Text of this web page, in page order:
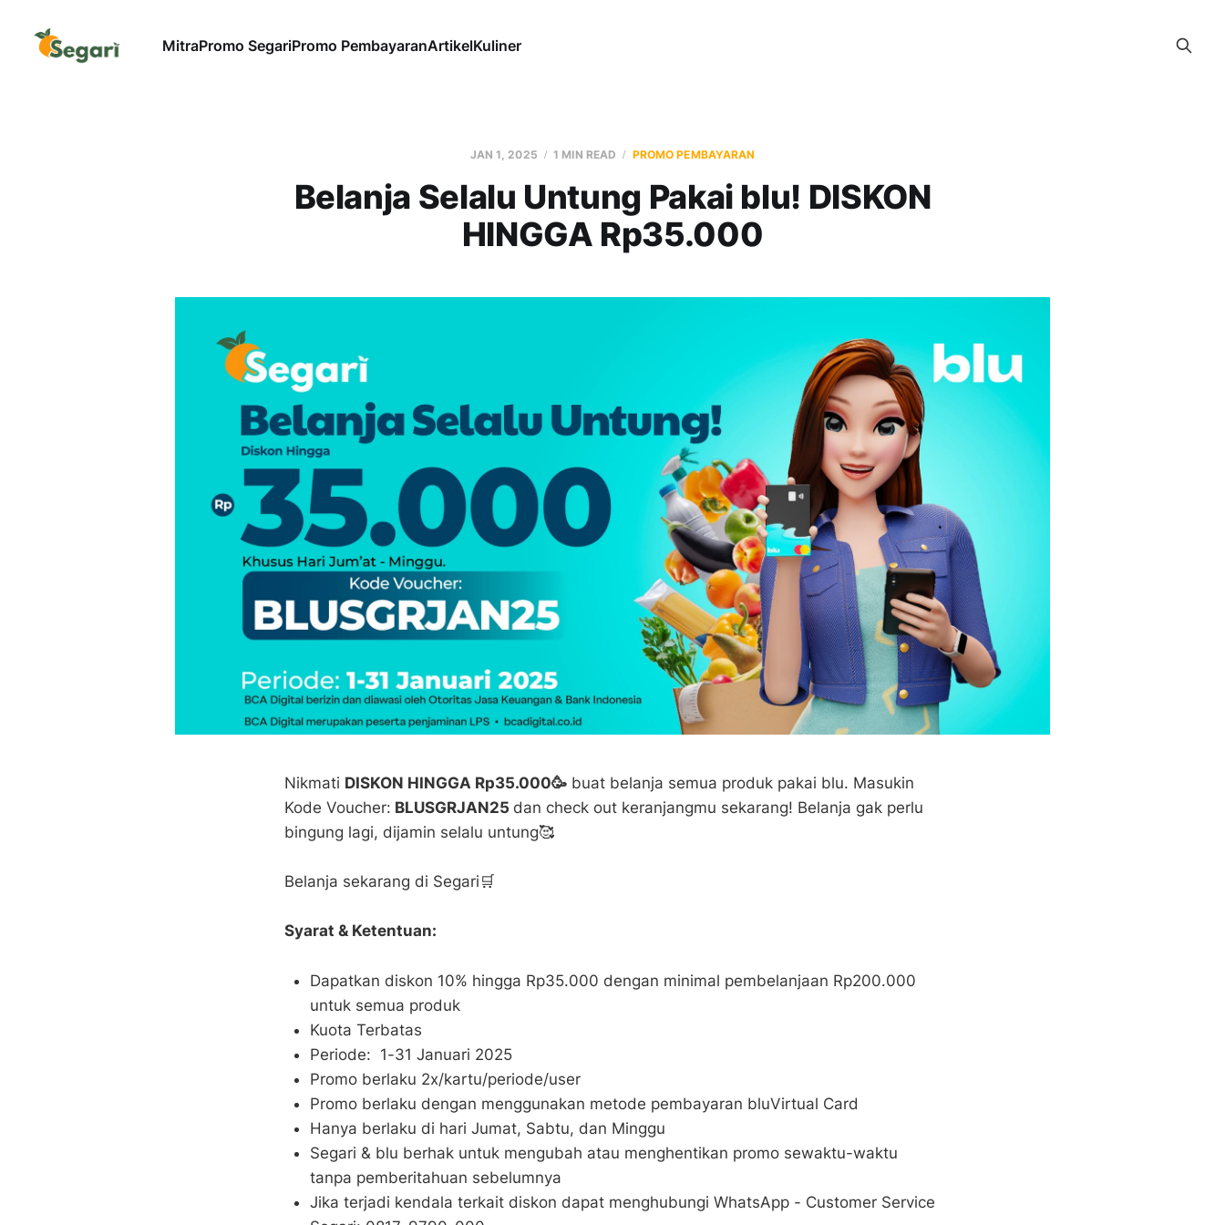
MitraPromo SegariPromo PembayaranArtikelKuliner
JAN 1, 2025 1 MIN READ PROMO PEMBAYARAN
Belanja Selalu Untung Pakai blu! DISKON
HINGGA Rp35.000
Nikmati DISKON HINGGA Rp35.000🥳 buat belanja semua produk pakai blu. Masukin
Kode Voucher: BLUSGRJAN25 dan check out keranjangmu sekarang! Belanja gak perlu
bingung lagi, dijamin selalu untung🥰
Belanja sekarang di Segari🛒
Syarat & Ketentuan:
Dapatkan diskon 10% hingga Rp35.000 dengan minimal pembelanjaan Rp200.000
untuk semua produk
Kuota Terbatas
Periode: 1-31 Januari 2025
Promo berlaku 2x/kartu/periode/user
Promo berlaku dengan menggunakan metode pembayaran bluVirtual Card
Hanya berlaku di hari Jumat, Sabtu, dan Minggu
Segari & blu berhak untuk mengubah atau menghentikan promo sewaktu-waktu
tanpa pemberitahuan sebelumnya
Jika terjadi kendala terkait diskon dapat menghubungi WhatsApp - Customer Service